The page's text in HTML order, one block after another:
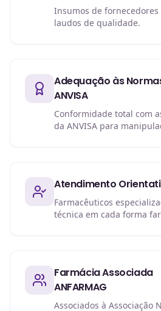
Insumos de
laudos de qualidade.
Adequação às
ANVISA
Conformidade total com
da ANVISA para
Atendimento
Farmacêuticos
técnica em cada forma
Farmácia Associada
ANFARMAG
Associados à Associação